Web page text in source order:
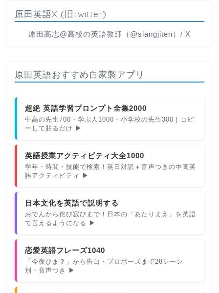
原田英語X (旧twitter)
原田高志@高校の英語教師（@slangjiten）/ X
原田英語おすすめ自家製アプリ
超絶 英語学習プロンプト全集2000
中高の先生700・学ぶ人1000・小学校の先生300｜コピ
ーして貼るだけ ▶
英語授業アクティビティ大全1000
学年・時間・技能で検索！英日対訳＋音声つきの中高英
語アクティビティ ▶
日本文化を英語で説明する
おでんから侘び寂びまで！日本の「あたりまえ」を英語
で言えるようになる ▶
恋愛英語フレーズ1040
「今夜ひま？」から告白・プロポーズまで28シーン
別・音声つき ▶